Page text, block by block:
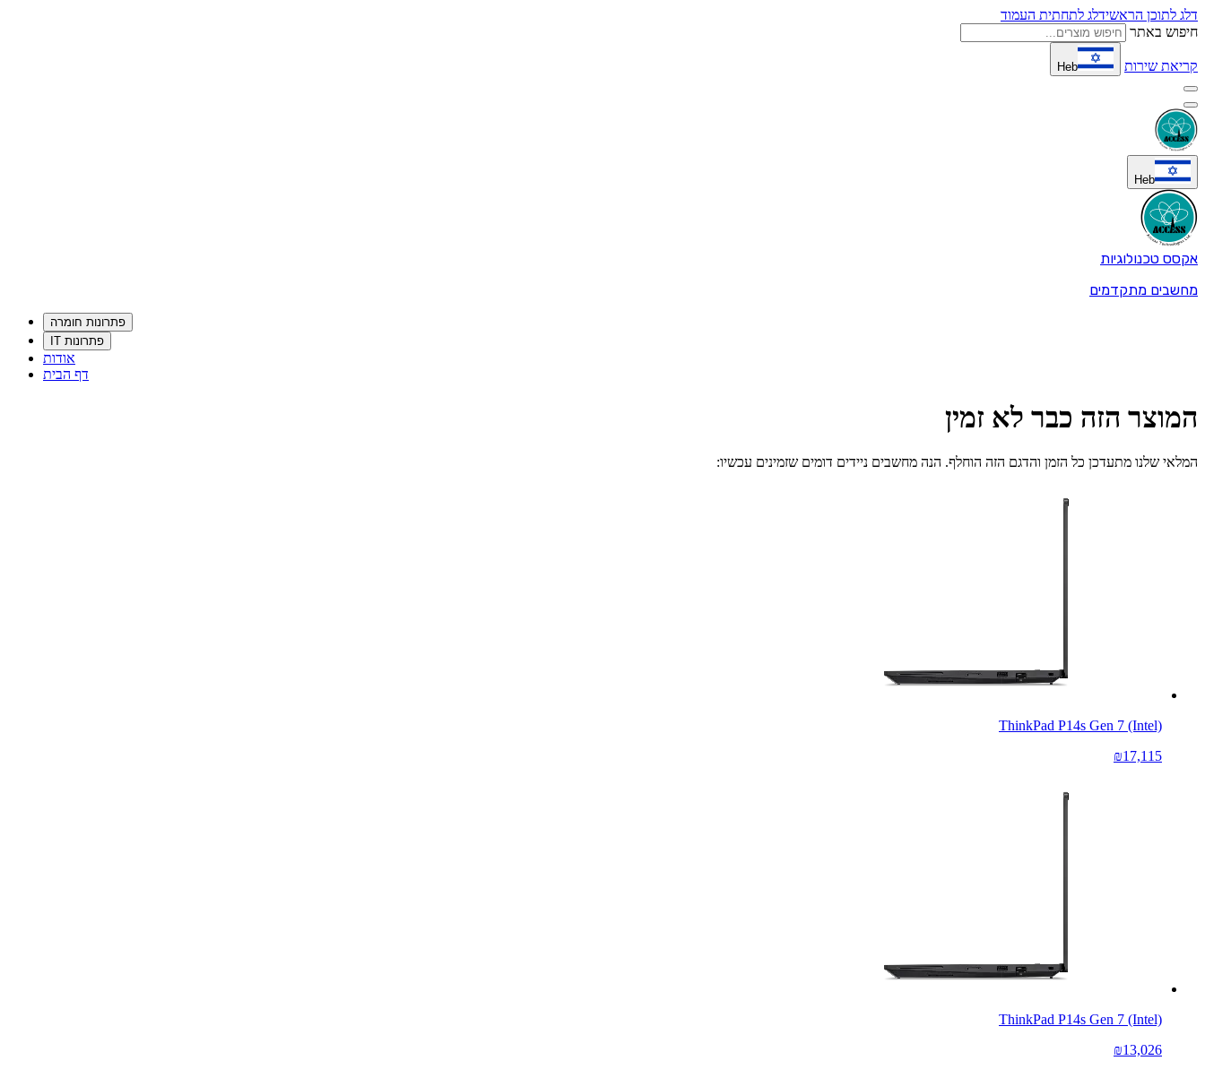
דלג לתוכן הראשידלג לתחתית העמוד
חיפוש באתר
קריאת שירות Heb
Heb
אקסס טכנולוגיות
מחשבים מתקדמים
פתרונות חומרה
פתרונות IT
אודות
דף הבית
המוצר הזה כבר לא זמין
המלאי שלנו מתעדכן כל הזמן והדגם הזה הוחלף. הנה מחשבים ניידים דומים שזמינים עכשיו:
ThinkPad P14s Gen 7 (Intel)
₪17,115
ThinkPad P14s Gen 7 (Intel)
₪13,026